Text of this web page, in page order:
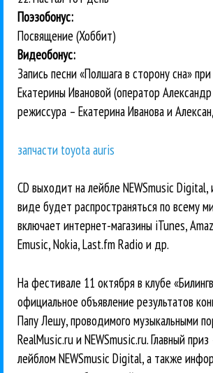
Поэзобонус:
Посвящение (Хоббит)
Видеобонус:
Запись песни «Полшага в сторону сна»
Екатерины Ивановой (оператор
режиссура – Екатерина Иванова и
запчасти toyota auris
CD выходит на лейбле NEWSmusic
виде будет распространяться по всему
включает интернет-магазины iTunes,
Emusic, Nokia, Last.fm Radio и др.
На фестивале 11 октября в клубе
официальное объявление результатов
Папу Лешу, проводимого музыкальными
RealMusic.ru и NEWSmusic.ru. Главный
лейблом NEWSmusic Digital, а также